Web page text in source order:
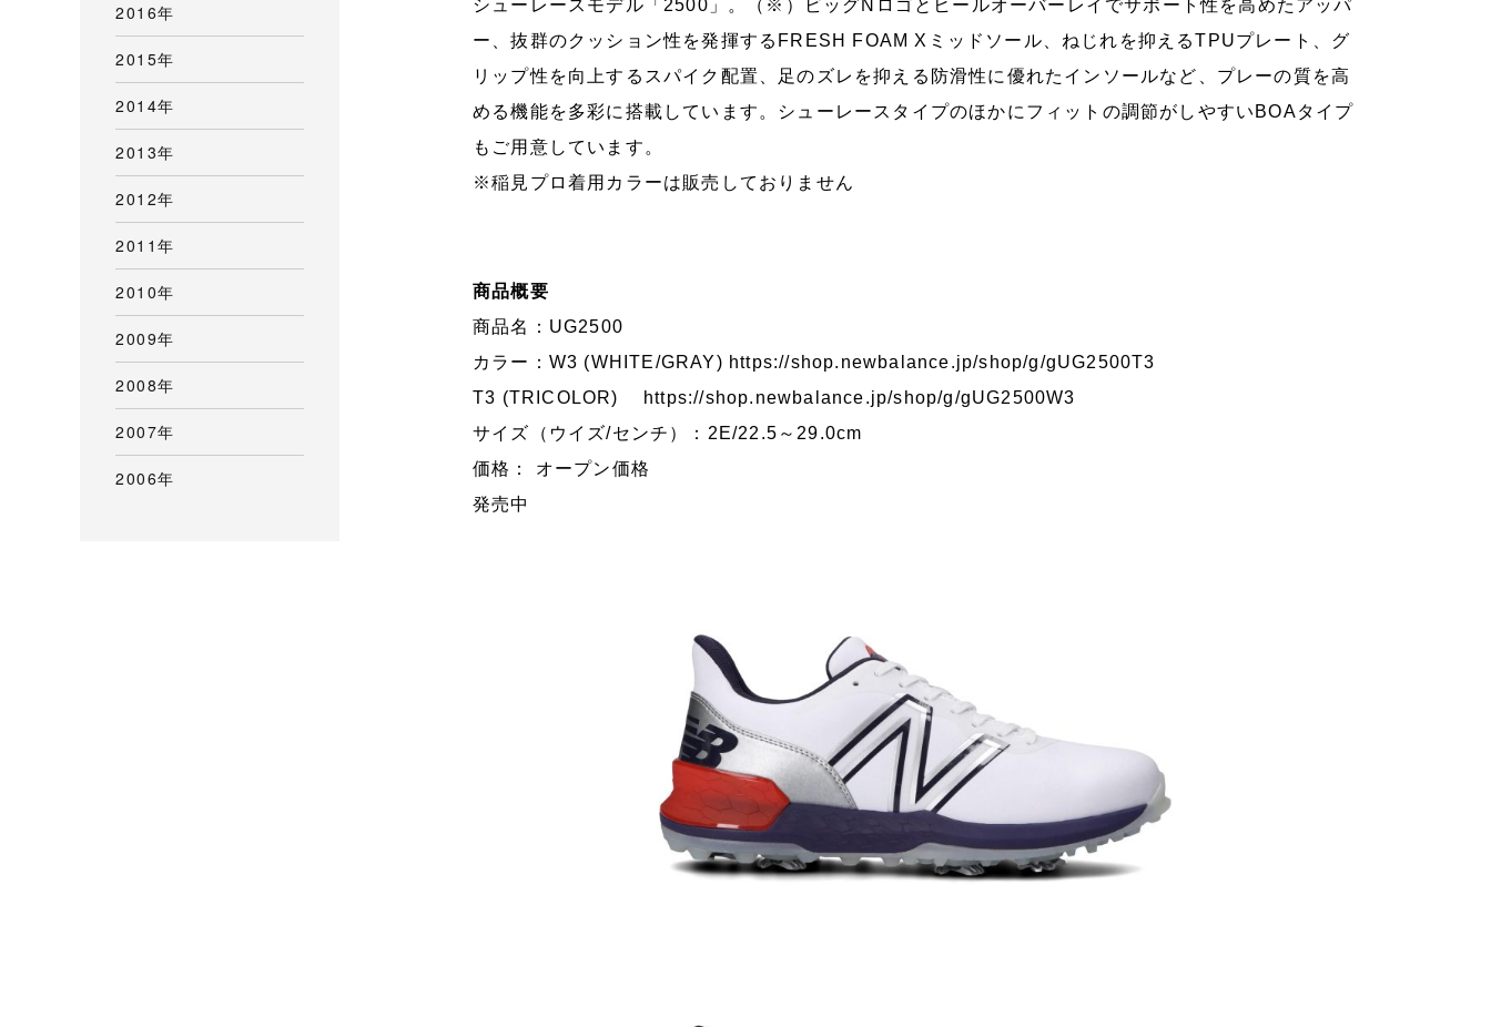
シューレースモデル「2500」。（※）ビッグNロゴとヒールオーバーレイでサポート性を高めたアッパ
ー、抜群のクッション性を発揮するFRESH FOAM Xミッドソール、ねじれを抑えるTPUプレート、グ
リップ性を向上するスパイク配置、足のズレを抑える防滑性に優れたインソールなど、プレーの質を高
める機能を多彩に搭載しています。シューレースタイプのほかにフィットの調節がしやすいBOAタイプ
もご用意しています。
※稲見プロ着用カラーは販売しておりません
商品概要
商品名：UG2500
カラー：W3 (WHITE/GRAY) https://shop.newbalance.jp/shop/g/gUG2500T3
T3 (TRICOLOR)
https://shop.newbalance.jp/shop/g/gUG2500W3
サイズ（ウイズ/センチ）：2E/22.5～29.0cm
価格： オープン価格
発売中
2016年
2015年
2014年
2013年
2012年
2011年
2010年
2009年
2008年
2007年
2006年